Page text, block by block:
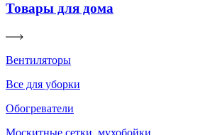
Товары для дома
Вентиляторы
Все для уборки
Обогреватели
Москитные сетки, мухобойки